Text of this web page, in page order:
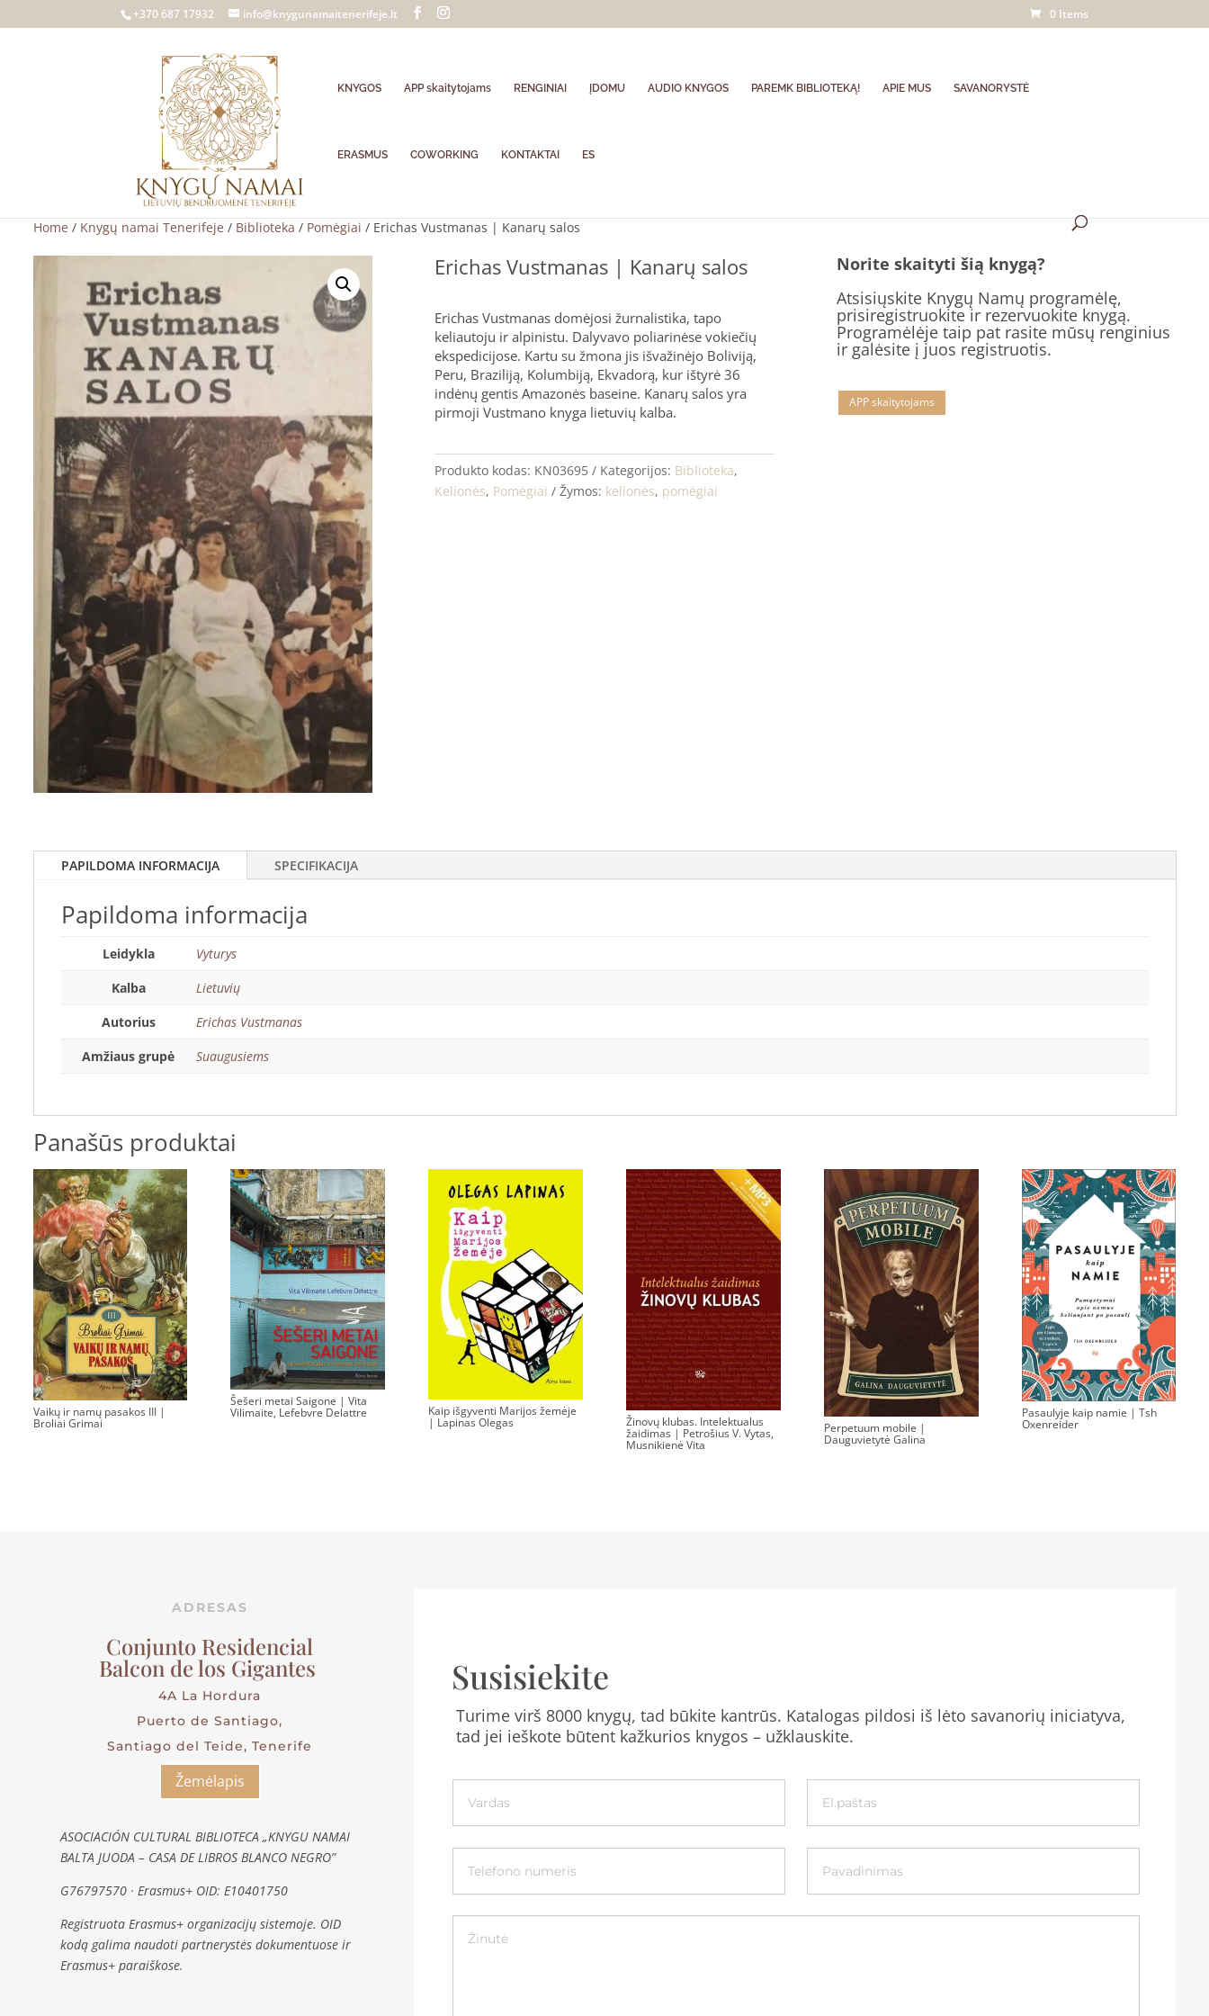
+370 687 17932 info@knygunamaitenerifeje.lt 0 Items
KNYGOS APP skaitytojams RENGINIAI ĮDOMU AUDIO KNYGOS PAREMK BIBLIOTEKĄ! APIE MUS SAVANORYSTĖ
ERASMUS COWORKING KONTAKTAI ES
Home / Knygų namai Tenerifeje / Biblioteka / Pomėgiai / Erichas Vustmanas | Kanarų salos
Erichas Vustmanas | Kanarų salos
Erichas Vustmanas domėjosi žurnalistika, tapo
keliautoju ir alpinistu. Dalyvavo poliarinėse vokiečių
ekspedicijose. Kartu su žmona jis išvažinėjo Boliviją,
Peru, Braziliją, Kolumbiją, Ekvadorą, kur ištyrė 36
indėnų gentis Amazonės baseine. Kanarų salos yra
pirmoji Vustmano knyga lietuvių kalba.
Produkto kodas: KN03695 Kategorijos: Biblioteka,
Kelionės, Pomėgiai Žymos: kelionės, pomėgiai
Norite skaityti šią knygą?
Atsisiųskite Knygų Namų programėlę,
prisiregistruokite ir rezervuokite knygą.
Programėlėje taip pat rasite mūsų renginius
ir galėsite į juos registruotis.
APP skaitytojams
PAPILDOMA INFORMACIJA SPECIFIKACIJA
Papildoma informacija
Leidykla
Vyturys
Kalba
Lietuvių
Autorius
Erichas Vustmanas
Amžiaus grupė
Suaugusiems
Panašūs produktai
Vaikų ir namų pasakos III |
Broliai Grimai
Šešeri metai Saigone | Vita
Vilimaite, Lefebvre Delattre Kaip išgyventi Marijos žemėje
| Lapinas Olegas Žinovų klubas. Intelektualus
žaidimas | Petrošius V. Vytas,
Musnikienė Vita
Perpetuum mobile |
Dauguvietytė Galina
Pasaulyje kaip namie | Tsh
Oxenreider
ADRESAS
Conjunto Residencial
Balcon de los Gigantes
4A La Hordura
Puerto de Santiago,
Santiago del Teide, Tenerife
Žemėlapis
ASOCIACIÓN CULTURAL BIBLIOTECA „KNYGU NAMAI
BALTA JUODA – CASA DE LIBROS BLANCO NEGRO”
G76797570 · Erasmus+ OID: E10401750
Registruota Erasmus+ organizacijų sistemoje. OID
kodą galima naudoti partnerystės dokumentuose ir
Erasmus+ paraiškose.
Susisiekite
Turime virš 8000 knygų, tad būkite kantrūs. Katalogas pildosi iš lėto savanorių iniciatyva,
tad jei ieškote būtent kažkurios knygos – užklauskite.